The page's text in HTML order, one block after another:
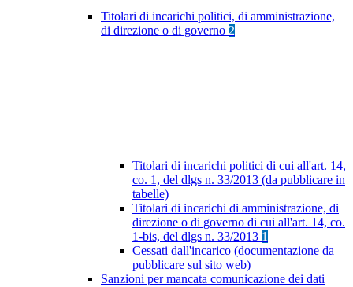
Titolari di incarichi politici, di amministrazione,
di direzione o di governo 2
Titolari di incarichi politici di cui all'art. 14,
co. 1, del dlgs n. 33/2013 (da pubblicare in
tabelle)
Titolari di incarichi di amministrazione, di
direzione o di governo di cui all'art. 14, co.
1-bis, del dlgs n. 33/2013 1
Cessati dall'incarico (documentazione da
pubblicare sul sito web)
Sanzioni per mancata comunicazione dei dati